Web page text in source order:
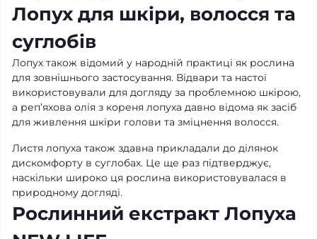
Лопух для шкіри, волосся та
суглобів
Лопух також відомий у народній практиці як рослина
для зовнішнього застосування. Відвари та настої
використовували для догляду за проблемною шкірою,
а реп’яхова олія з кореня лопуха давно відома як засіб
для живлення шкіри голови та зміцнення волосся.
Листя лопуха також здавна прикладали до ділянок
дискомфорту в суглобах. Це ще раз підтверджує,
наскільки широко ця рослина використовувалася в
природному догляді.
Рослинний екстракт Лопуха